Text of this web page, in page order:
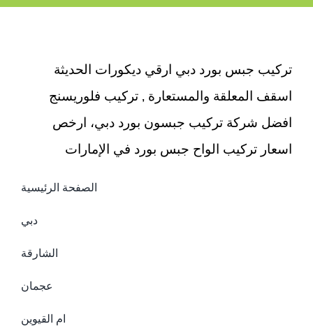
لزق
تركيب جبس بورد دبي ارقي ديكورات الحديثة
اسقف المعلقة والمستعارة , تركيب فلوريسنج
افضل شركة تركيب جبسون بورد دبي، ارخص
اسعار تركيب الواح جبس بورد في الإمارات
الصفحة الرئيسية
دبي
الشارقة
عجمان
ام القيوين